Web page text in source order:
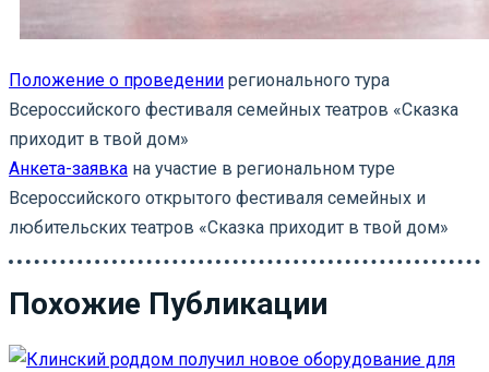
Положение о проведении регионального тура
Всероссийского фестиваля семейных театров «Сказка
приходит в твой дом»
Анкета-заявка на участие в региональном туре
Всероссийского открытого фестиваля семейных и
любительских театров «Сказка приходит в твой дом»
Похожие Публикации